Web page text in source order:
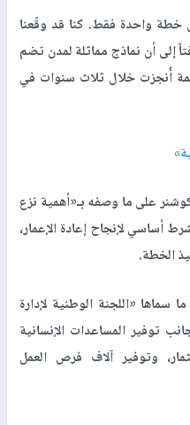
خطة واحدة فقط. كنا قد وقّعنا
إلى أن نماذج مماثلة لمدن تضم
أُنجزت خلال ثلاث سنوات في
على ما وصفه بـ«أهمية نزع
أساسي لإنجاح إعادة الإعمار،
الخطة.
سماها «اللجنة الوطنية لإدارة
توفير المساعدات الإنسانية
وتوفير آلاف فرص العمل